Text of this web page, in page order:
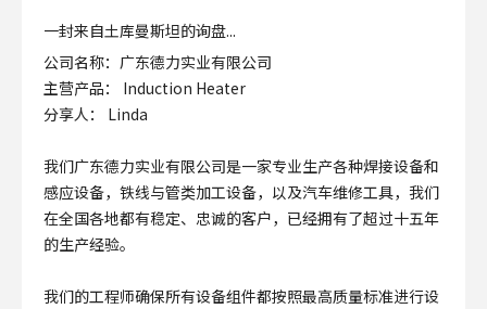
一封来自土库曼斯坦的询盘...
公司名称：广东德力实业有限公司
主营产品： Induction Heater
分享人： Linda
我们广东德力实业有限公司是一家专业生产各种焊接设备和
感应设备，铁线与管类加工设备，以及汽车维修工具，我们
在全国各地都有稳定、忠诚的客户，已经拥有了超过十五年
的生产经验。
我们的工程师确保所有设备组件都按照最高质量标准进行设